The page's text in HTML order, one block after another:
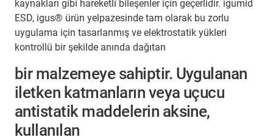
kaynakları gibi hareketli bileşenler için geçerlidir. igumid
ESD, igus® ürün yelpazesinde tam olarak bu zorlu
uygulama için tasarlanmış ve elektrostatik yükleri
kontrollü bir şekilde anında dağıtan
bir malzemeye sahiptir. Uygulanan
iletken katmanların veya uçucu
antistatik maddelerin aksine,
kullanılan